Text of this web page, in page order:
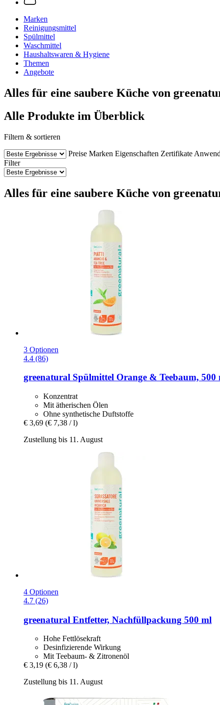
Marken
Reinigungsmittel
Spülmittel
Waschmittel
Haushaltswaren & Hygiene
Themen
Angebote
Alles für eine saubere Küche von
Alle Produkte im Überblick
Filtern & sortieren
Preise Marken Eigenschaften Zertifikate
Filter
Alles für eine saubere Küche von
3 Optionen
4.4 (86)
greenatural Spülmittel Orange & Teebaum, 500
Konzentrat
Mit ätherischen Ölen
Ohne synthetische Duftstoffe
€ 3,69 (€ 7,38 / l)
Zustellung bis 11. August
4 Optionen
4.7 (26)
greenatural Entfetter, Nachfüllpackung 500 ml
Hohe Fettlösekraft
Desinfizierende Wirkung
Mit Teebaum- & Zitronenöl
€ 3,19 (€ 6,38 / l)
Zustellung bis 11. August